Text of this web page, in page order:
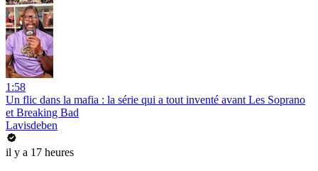
1:58
Un flic dans la mafia : la série qui a tout inventé avant Les Soprano
et Breaking Bad
Lavisdeben
il y a 17 heures